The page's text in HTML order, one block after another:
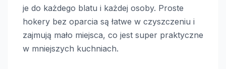
je do każdego blatu i każdej osoby. Proste
hokery bez oparcia są łatwe w czyszczeniu i
zajmują mało miejsca, co jest super praktyczne
w mniejszych kuchniach.